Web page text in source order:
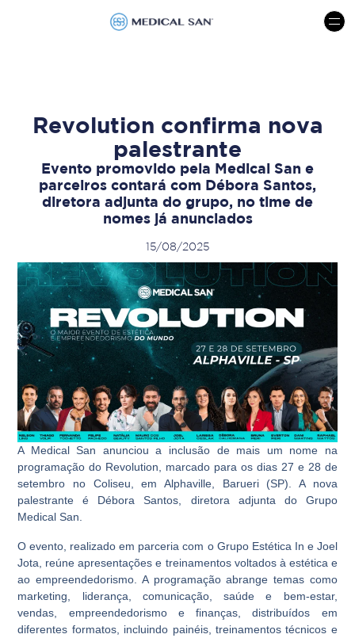
menu
Revolution confirma nova
palestrante
Evento promovido pela Medical San e
parceiros contará com Débora Santos,
diretora adjunta do grupo, no time de
nomes já anunciados
15/08/2025
A Medical San anunciou a inclusão de mais um nome na
programação do Revolution, marcado para os dias 27 e 28 de
setembro no Coliseu, em Alphaville, Barueri (SP). A nova
palestrante é Débora Santos, diretora adjunta do Grupo
Medical San.
O evento, realizado em parceria com o Grupo Estética In e Joel
Jota, reúne apresentações e treinamentos voltados à estética e
ao empreendedorismo. A programação abrange temas como
marketing, liderança, comunicação, saúde e bem-estar,
vendas, empreendedorismo e finanças, distribuídos em
diferentes formatos, incluindo painéis, treinamentos técnicos e